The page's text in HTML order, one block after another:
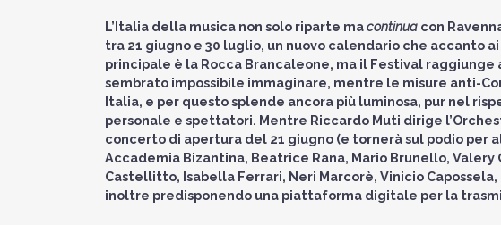
L’Italia della musica non solo riparte macontinua con
tra 21 giugno e 30 luglio, un nuovo calendario che accanto
principale è la Rocca Brancaleone, ma il Festival raggiunge
sembrato impossibile immaginare, mentre le misure anti-
Italia, e per questo splende ancora più luminosa, pur nel
personale e spettatori. Mentre Riccardo Muti dirige
concerto di apertura del 21 giugno (e tornerà sul podio
Accademia Bizantina, Beatrice Rana, Mario Brunello, Valery
Castellitto, Isabella Ferrari, Neri Marcorè, Vinicio
inoltre predisponendo una piattaforma digitale per la